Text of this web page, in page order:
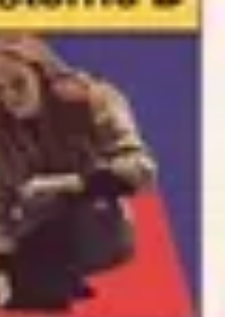
à SurveillerAstuces et